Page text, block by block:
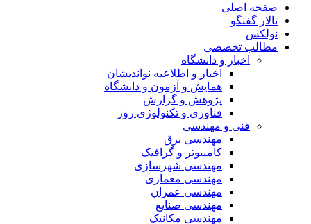
صفحه اصلی
تالار گفتگو
نولکس
مطالب تخصصی
اخبار و دانشگاه
اخبار و اطلاعیه نواندیشان
همایش و آزمون و دانشگاه
پژوهش و گزارش
فناوری و تکنولوژی روز
فنی و مهندسی
مهندسی برق
کامپیوتر و گرافیک
مهندسی شهرسازی
مهندسی معماری
مهندسی عمران
مهندسی صنایع
مهندسی مکانیک